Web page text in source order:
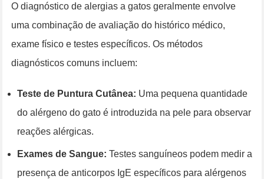
O diagnóstico de alergias a gatos geralmente envolve
uma combinação de avaliação do histórico médico,
exame físico e testes específicos. Os métodos
diagnósticos comuns incluem:
Teste de Puntura Cutânea: Uma pequena quantidade
do alérgeno do gato é introduzida na pele para observar
reações alérgicas.
Exames de Sangue: Testes sanguíneos podem medir a
presença de anticorpos IgE específicos para alérgenos